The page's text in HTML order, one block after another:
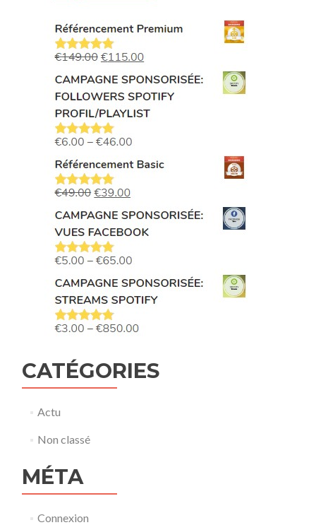
CATÉGORIES
Actu
Non classé
MÉTA
Connexion